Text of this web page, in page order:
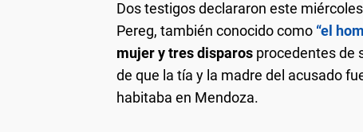
Dos testigos declararon este
Pereg, también conocido como “el
mujer y tres disparos procedentes de
de que la tía y la madre del acusado
habitaba en Mendoza.